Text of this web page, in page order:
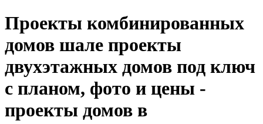
Проекты комбинированных
домов шале проекты
двухэтажных домов под ключ
с планом, фото и цены -
проекты домов в